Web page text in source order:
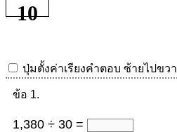
10
ปุ่มตั้งค่าเรียงคำตอบ ซ้ายไปขวา
ข้อ 1.
1,380 ÷ 30 =